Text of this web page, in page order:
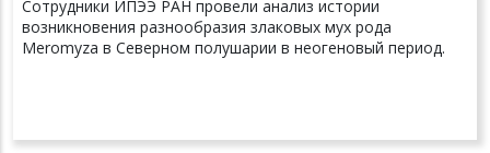
Сотрудники ИПЭЭ РАН провели анализ истории
возникновения разнообразия злаковых мух рода
Meromyza в Северном полушарии в неогеновый период.